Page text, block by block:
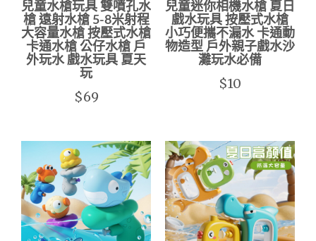
兒童水槍玩具 雙噴孔水
槍 遠射水槍 5-8米射程
大容量水槍 按壓式水槍
卡通水槍 公仔水槍 戶
外玩水 戲水玩具 夏天
玩
$69
兒童迷你相機水槍 夏日
戲水玩具 按壓式水槍
小巧便攜不漏水 卡通動
物造型 戶外親子戲水沙
灘玩水必備
$10